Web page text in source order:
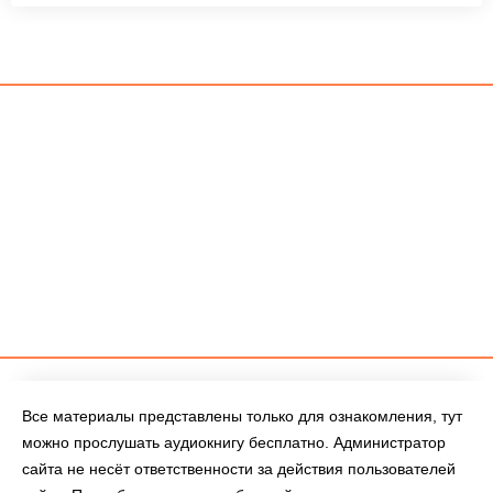
Все материалы представлены только для ознакомления, тут
можно прослушать аудиокнигу бесплатно. Администратор
сайта не несёт ответственности за действия пользователей